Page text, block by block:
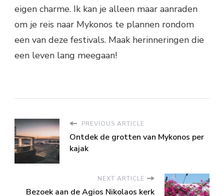
eigen charme. Ik kan je alleen maar aanraden
om je reis naar Mykonos te plannen rondom
een van deze festivals. Maak herinneringen die
een leven lang meegaan!
PREVIOUS ARTICLE
Ontdek de grotten van Mykonos per
kajak
NEXT ARTICLE
Bezoek aan de Agios Nikolaos kerk